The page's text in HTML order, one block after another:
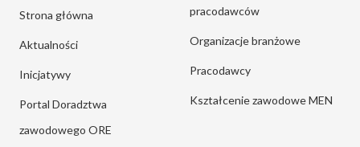
Strona główna
Aktualności
Inicjatywy
Portal Doradztwa
zawodowego ORE
pracodawców
Organizacje branżowe
Pracodawcy
Kształcenie zawodowe MEN